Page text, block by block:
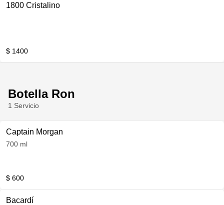
1800 Cristalino
$ 1400
Botella Ron
1 Servicio
Captain Morgan
700 ml
$ 600
Bacardí